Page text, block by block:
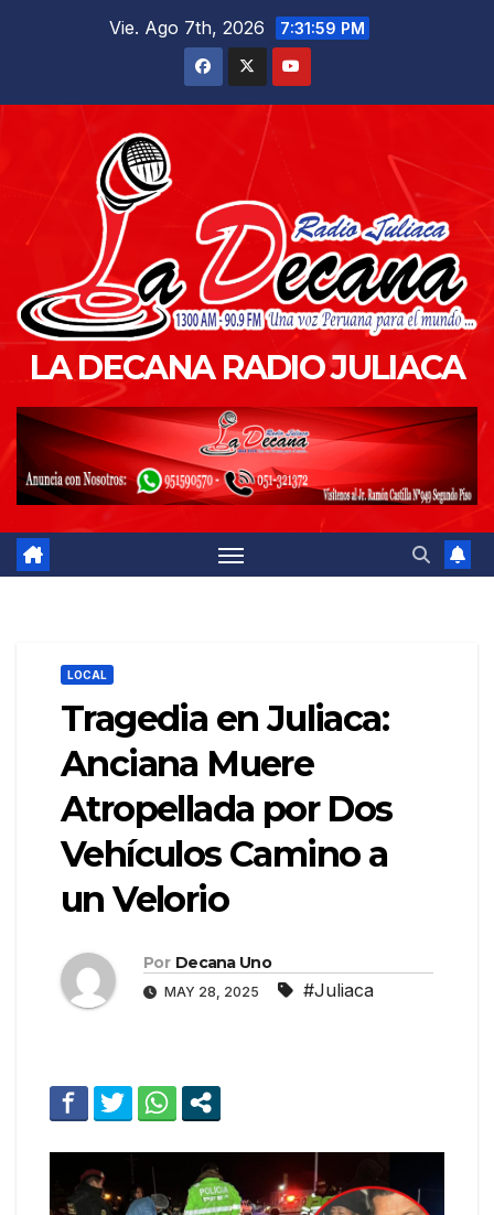
Vie. Ago 7th, 2026 7:32:00 PM
LA DECANA RADIO JULIACA
LOCAL
Tragedia en Juliaca:
Anciana Muere
Atropellada por Dos
Vehículos Camino a
un Velorio
Por Decana Uno
MAY 28, 2025 #Juliaca